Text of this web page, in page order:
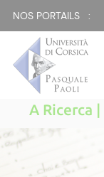
NOS PORTAILS :
A Ricerca |